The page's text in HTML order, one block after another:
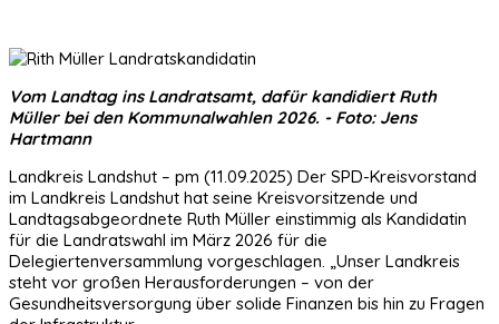
Vom Landtag ins Landratsamt, dafür kandidiert Ruth
Müller bei den Kommunalwahlen 2026. - Foto: Jens
Hartmann
Landkreis Landshut – pm (11.09.2025) Der SPD-Kreisvorstand
im Landkreis Landshut hat seine Kreisvorsitzende und
Landtagsabgeordnete Ruth Müller einstimmig als Kandidatin
für die Landratswahl im März 2026 für die
Delegiertenversammlung vorgeschlagen. „Unser Landkreis
steht vor großen Herausforderungen – von der
Gesundheitsversorgung über solide Finanzen bis hin zu Fragen